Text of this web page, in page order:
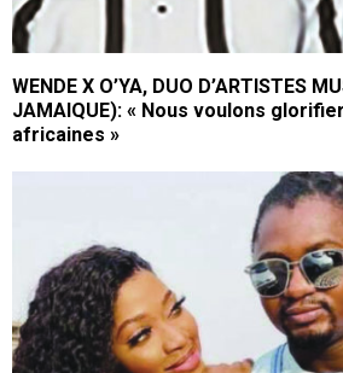
WENDE X O’YA, DUO D’ARTISTES
JAMAIQUE): « Nous voulons
africaines »